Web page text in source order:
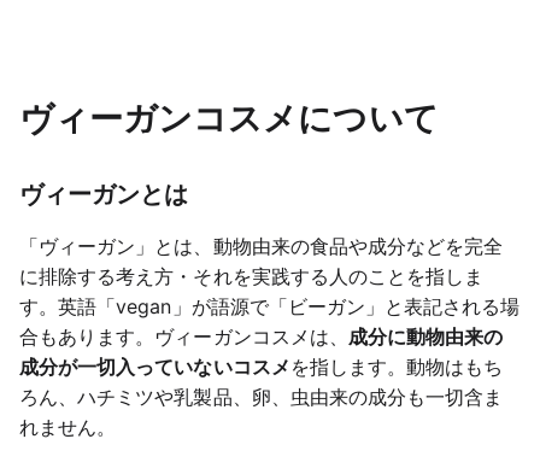
ヴィーガンコスメについて
ヴィーガンとは
「ヴィーガン」とは、動物由来の食品や成分などを完全
に排除する考え方・それを実践する人のことを指しま
す。英語「vegan」が語源で「ビーガン」と表記される場
合もあります。ヴィーガンコスメは、 成分に動物由来の
成分が一切入っていないコスメ を指します。動物はもち
ろん、ハチミツや乳製品、卵、虫由来の成分も一切含ま
れません。